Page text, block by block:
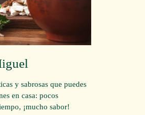
y sabrosas que puedes
en casa: pocos
¡mucho sabor!